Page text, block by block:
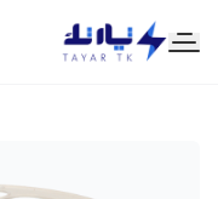
تيار تك إنارة وكهرباء